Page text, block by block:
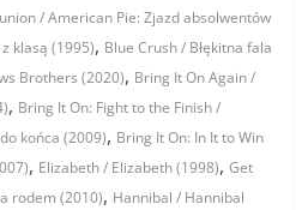
/ American Pie: Zjazd absolwentów
klasą (1995), Blue Crush / Błękitna fala
Brothers (2020), Bring It On Again /
, Bring It On: Fight to the Finish /
końca (2009), Bring It On: In It to Win
, Elizabeth / Elizabeth (1998),Get
rodem (2010), Hannibal / Hannibal